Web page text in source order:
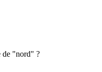
de "nord" ?